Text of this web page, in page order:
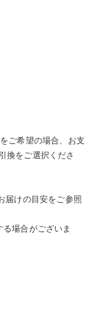
ご希望の場合、お支
換をご選択くださ
届けの目安をご参照
場合がございま